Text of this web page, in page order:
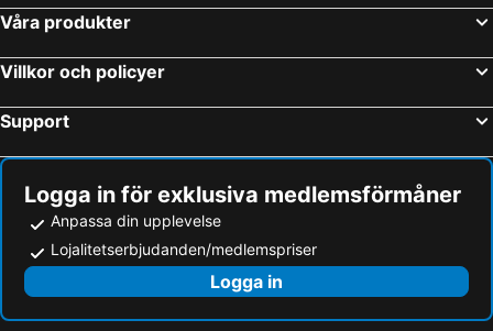
Våra produkter
Villkor och policyer
Support
Logga in för exklusiva medlemsförmåner
Anpassa din upplevelse
Lojalitetserbjudanden/medlemspriser
Logga in